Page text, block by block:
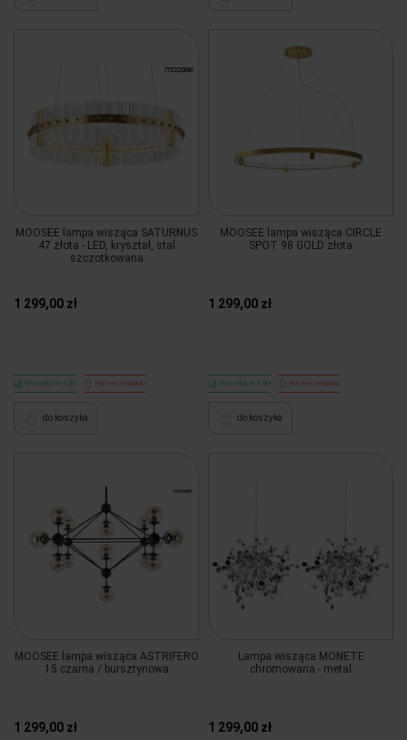
MOOSEE lampa wisząca SATURNUS
47 złota - LED, kryształ, stal
szczotkowana
1 299,00 zł
Wysyłka w 4 dni Na wyczerpaniu
do koszyka
MOOSEE lampa wisząca CIRCLE
SPOT 98 GOLD złota
1 299,00 zł
Wysyłka w 4 dni Na wyczerpaniu
do koszyka
MOOSEE lampa wisząca ASTRIFERO
15 czarna / bursztynowa
1 299,00 zł
Lampa wisząca MONETE
chromowana - metal
1 299,00 zł